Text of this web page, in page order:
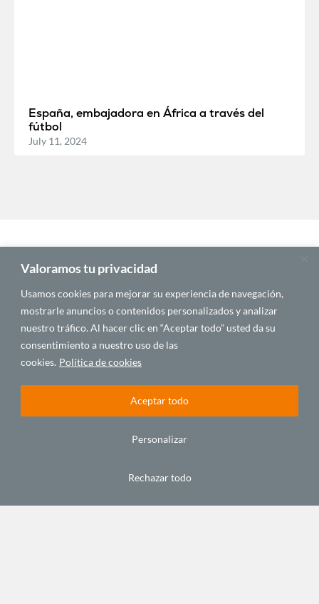
Valoramos tu privacidad
Usamos cookies para mejorar su experiencia de navegación,
mostrarle anuncios o contenidos personalizados y analizar
nuestro tráfico. Al hacer clic en “Aceptar todo” usted da su
consentimiento a nuestro uso de las
cookies. Política de cookies
Personalizar
Rechazar todo
Aceptar todo
España, embajadora en África a través del
fútbol
July 11, 2024
C/ Alfonso XIII, 5. 35003.